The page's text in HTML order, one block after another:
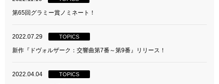
第65回グラミー賞︎ノミネート！
2022.07.29 TOPICS
新作『ドヴォルザーク：交響曲第7番～第9番』リリース！
2022.04.04 TOPICS